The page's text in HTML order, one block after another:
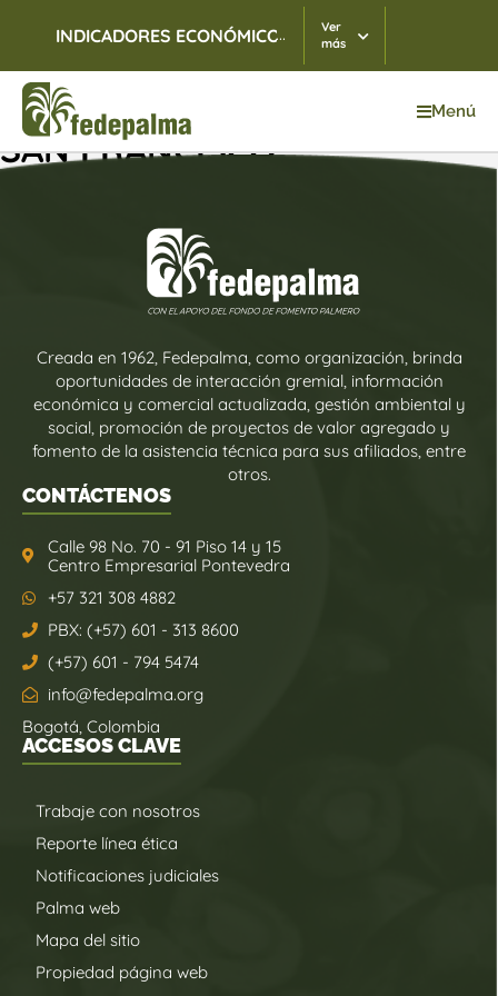
INDICADORES ECONÓMICOS TRM 07/08/2026
...
Ver
más
Menú
SAN FRANCISCO
Creada en 1962, Fedepalma, como organización, brinda
oportunidades de interacción gremial, información
económica y comercial actualizada, gestión ambiental y
social, promoción de proyectos de valor agregado y
fomento de la asistencia técnica para sus afiliados, entre
otros.
CONTÁCTENOS
Calle 98 No. 70 - 91 Piso 14 y 15
Centro Empresarial Pontevedra
+57 321 308 4882
PBX: (+57) 601 - 313 8600
(+57) 601 - 794 5474
info@fedepalma.org
Bogotá, Colombia
ACCESOS CLAVE
Trabaje con nosotros
Reporte línea ética
Notificaciones judiciales
Palma web
Mapa del sitio
Propiedad página web